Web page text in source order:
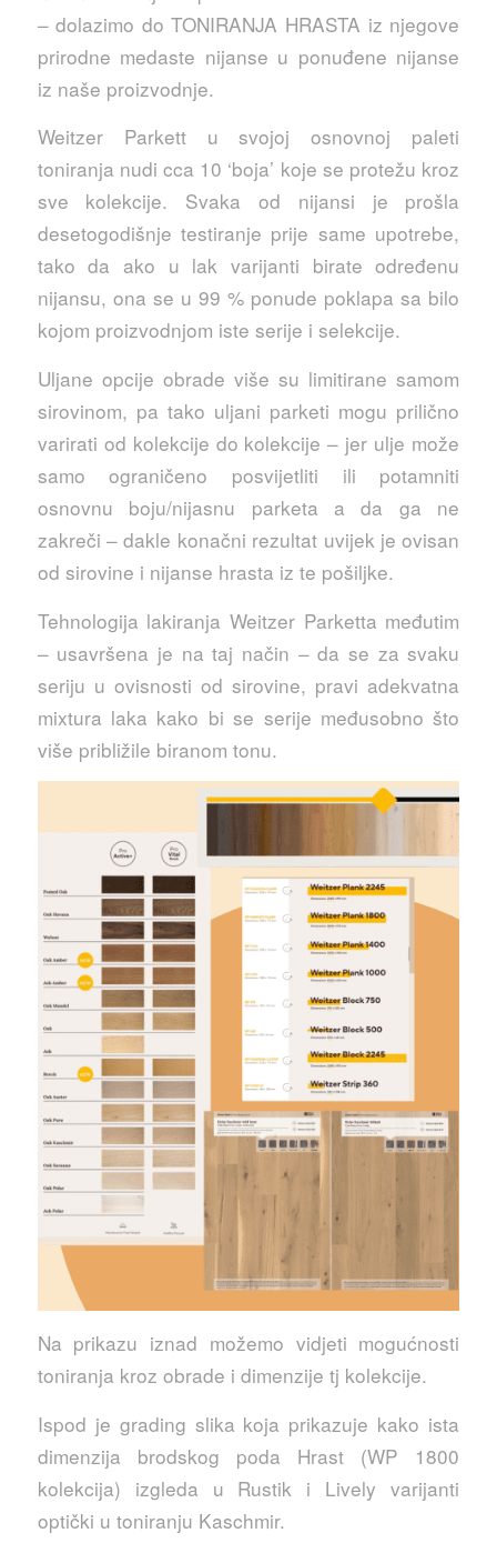
– dolazimo do TONIRANJA HRASTA iz njegove
prirodne medaste nijanse u ponuđene nijanse
iz naše proizvodnje.
Weitzer Parkett u svojoj osnovnoj paleti
toniranja nudi cca 10 ‘boja’ koje se protežu kroz
sve kolekcije. Svaka od nijansi je prošla
desetogodišnje testiranje prije same upotrebe,
tako da ako u lak varijanti birate određenu
nijansu, ona se u 99 % ponude poklapa sa bilo
kojom proizvodnjom iste serije i selekcije.
Uljane opcije obrade više su limitirane samom
sirovinom, pa tako uljani parketi mogu prilično
varirati od kolekcije do kolekcije – jer ulje može
samo ograničeno posvijetliti ili potamniti
osnovnu boju/nijasnu parketa a da ga ne
zakreči – dakle konačni rezultat uvijek je ovisan
od sirovine i nijanse hrasta iz te pošiljke.
Tehnologija lakiranja Weitzer Parketta međutim
– usavršena je na taj način – da se za svaku
seriju u ovisnosti od sirovine, pravi adekvatna
mixtura laka kako bi se serije međusobno što
više približile biranom tonu.
Na prikazu iznad možemo vidjeti mogućnosti
toniranja kroz obrade i dimenzije tj kolekcije.
Ispod je grading slika koja prikazuje kako ista
dimenzija brodskog poda Hrast (WP 1800
kolekcija) izgleda u Rustik i Lively varijanti
optički u toniranju Kaschmir.